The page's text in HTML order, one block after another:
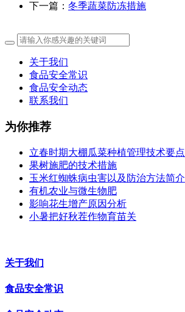
下一篇： 冬季蔬菜防冻措施
关于我们
食品安全常识
食品安全动态
联系我们
为你推荐
立春时期大棚瓜菜种植管理技术要点
果树施肥的技术措施
玉米红蜘蛛病虫害以及防治方法简介
有机农业与微生物肥
影响花生增产原因分析
小暑把好秋茬作物育苗关
关于我们
食品安全常识